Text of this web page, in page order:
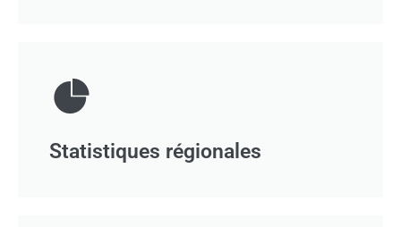
Statistiques régionales